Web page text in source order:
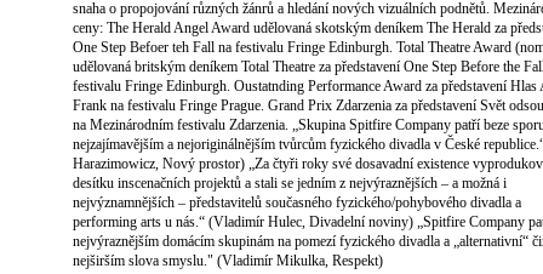
snaha o propojování různých žánrů a hledání nových vizuálních podnětů.
ceny: The Herald Angel Award udělovaná skotským deníkem The Herald za
One Step Befoer teh Fall na festivalu Fringe Edinburgh. Total Theatre Award
udělovaná britským deníkem Total Theatre za představení One Step Before the
festivalu Fringe Edinburgh. Oustatnding Performance Award za představení Hlas
Frank na festivalu Fringe Prague. Grand Prix Zdarzenia za představení Svět
na Mezinárodním festivalu Zdarzenia. „Skupina Spitfire Company patří beze
nejzajímavějším a nejoriginálnějším tvůrcům fyzického divadla v České
Harazimowicz, Nový prostor) „Za čtyři roky své dosavadní existence
desítku inscenačních projektů a stali se jedním z nejvýraznějších – a možná i
nejvýznamnějších – představitelů současného fyzického/pohybového divadla a
performing arts u nás.“ (Vladimír Hulec, Divadelní noviny) „Spitfire Company
nejvýraznějším domácím skupinám na pomezí fyzického divadla a „alternativní“
nejširším slova smyslu." (Vladimír Mikulka, Respekt)